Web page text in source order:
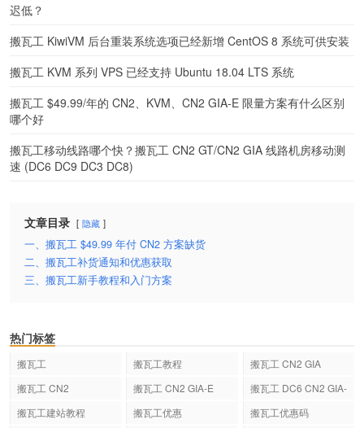
迟低？
搬瓦工 KiwiVM 后台重装系统选项已经新增 CentOS 8 系统可供安装
搬瓦工 KVM 系列 VPS 已经支持 Ubuntu 18.04 LTS 系统
搬瓦工 $49.99/年的 CN2、KVM、CN2 GIA-E 限量方案有什么区别
哪个好
搬瓦工移动线路哪个快？搬瓦工 CN2 GT/CN2 GIA 线路机房移动测
速 (DC6 DC9 DC3 DC8)
文章目录 隐藏
一、搬瓦工 $49.99 年付 CN2 方案缺货
二、搬瓦工补货通知和优惠获取
三、搬瓦工新手教程和入门方案
热门标签
搬瓦工 搬瓦工教程
搬瓦工 CN2 GIA
搬瓦工 CN2
搬瓦工 CN2 GIA-E
搬瓦工 DC6 CN2 GIA-
搬瓦工建站教程 搬瓦工优惠
搬瓦工优惠码